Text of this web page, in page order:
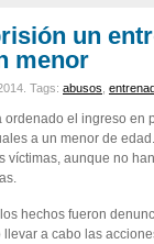
un
menor
Tags: abusos
ordenado el ingreso en
a un menor de
víctimas, aunque no
hechos fueron
a cabo las